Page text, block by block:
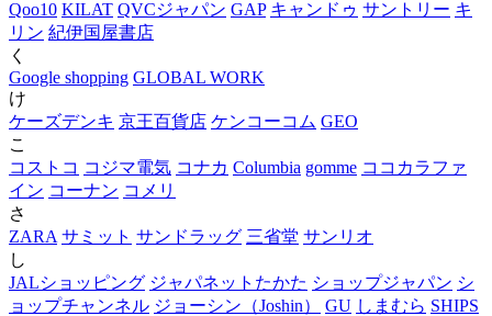
Qoo10 KILAT QVCジャパン GAP キャンドゥ サントリー キ
リン 紀伊国屋書店
く
Google shopping GLOBAL WORK
け
ケーズデンキ 京王百貨店 ケンコーコム GEO
こ
コストコ コジマ電気 コナカ Columbia gomme ココカラファ
イン コーナン コメリ
さ
ZARA サミット サンドラッグ 三省堂 サンリオ
し
JALショッピング ジャパネットたかた ショップジャパン シ
ョップチャンネル ジョーシン（Joshin） GU しまむら SHIPS